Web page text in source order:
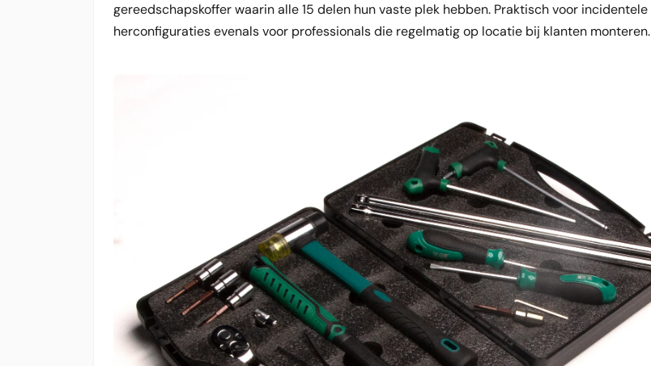
gereedschapskoffer waarin alle 15 delen hun vaste plek hebben. Praktisch voor incidentele
herconfiguraties evenals voor professionals die regelmatig op locatie bij klanten monteren.